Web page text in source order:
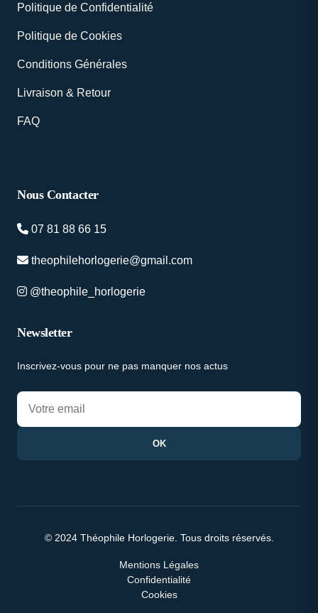
Politique de Confidentialité
Politique de Cookies
Conditions Générales
Livraison & Retour
FAQ
Nous Contacter
07 81 88 66 15
theophilehorlogerie@gmail.com
@theophile_horlogerie
Newsletter
Inscrivez-vous pour ne pas manquer nos actus
OK
© 2024 Théophile Horlogerie. Tous droits réservés.
Mentions Légales
Confidentialité
Cookies